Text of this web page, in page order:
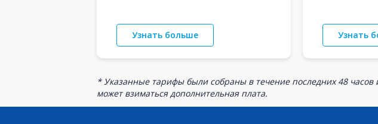
Узнать больше Узнать
* Указанные тарифы были собраны в течение последних 48
может взиматься дополнительная плата.